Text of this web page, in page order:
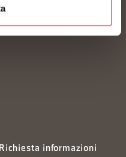
Richiesta informazioni